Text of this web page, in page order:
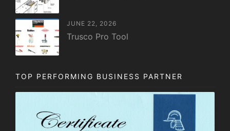
JUNE 22, 2026
Trusco Pro Tool
TOP PERFORMING BUSINESS PARTNER